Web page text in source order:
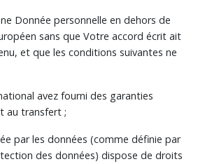
Donnée personnelle en dehors de
sans que Votre accord écrit ait
et que les conditions suivantes ne
avez fourni des garanties
au transfert ;
par les données (comme définie par
des données) dispose de droits